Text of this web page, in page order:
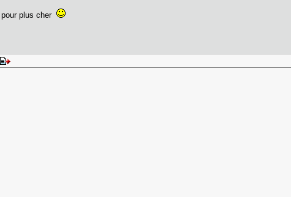
pour plus cher